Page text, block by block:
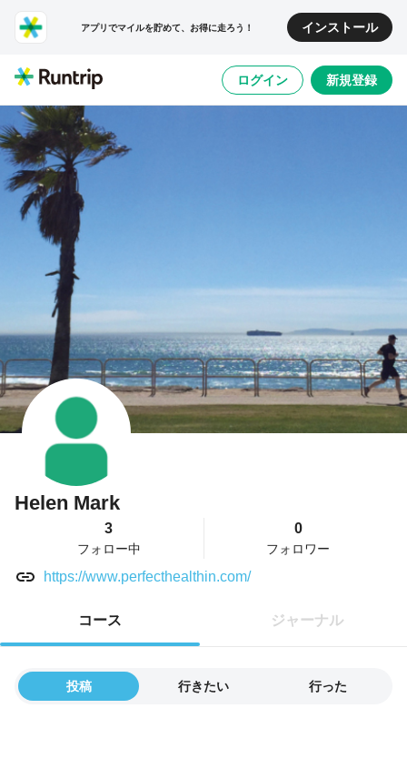
アプリでマイルを貯めて、お得に走ろう！ インストール
ログイン 新規登録
Helen Mark
3
フォロー中
0
フォロワー
https://www.perfecthealthin.com/
コース ジャーナル
投稿 行きたい 行った